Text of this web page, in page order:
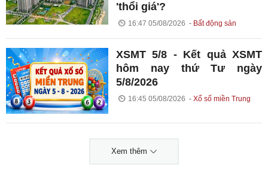
'thổi giá'?
16:47 05/08/2026 Bất động sản
XSMT 5/8 - Kết quả XSMT
hôm nay thứ Tư ngày
5/8/2026
16:45 05/08/2026 Xổ số miền Trung
Xem thêm